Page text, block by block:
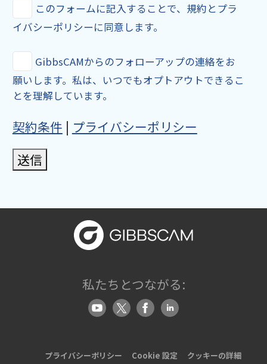
このフォームに記入することで、規約とプラ
イバシーポリシーに同意します。
GibbsCAMからのフォローアップの連絡をお
願いします。私は、いつでもオプトアウトできるこ
とを理解しています。
契約条件 | プライバシーポリシー
送信
私たちとつながる:
プライバシーポリシー Cookie 設定 クッキーの詳細